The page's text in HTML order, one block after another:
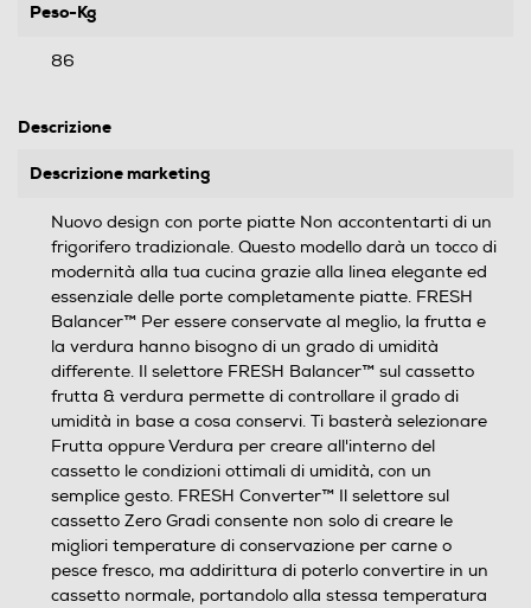
Peso-Kg
86
Descrizione
Descrizione marketing
Nuovo design con porte piatte Non accontentarti di un
frigorifero tradizionale. Questo modello darà un tocco di
modernità alla tua cucina grazie alla linea elegante ed
essenziale delle porte completamente piatte. FRESH
Balancer™ Per essere conservate al meglio, la frutta e
la verdura hanno bisogno di un grado di umidità
differente. Il selettore FRESH Balancer™ sul cassetto
frutta & verdura permette di controllare il grado di
umidità in base a cosa conservi. Ti basterà selezionare
Frutta oppure Verdura per creare all'interno del
cassetto le condizioni ottimali di umidità, con un
semplice gesto. FRESH Converter™ Il selettore sul
cassetto Zero Gradi consente non solo di creare le
migliori temperature di conservazione per carne o
pesce fresco, ma addirittura di poterlo convertire in un
cassetto normale, portandolo alla stessa temperatura